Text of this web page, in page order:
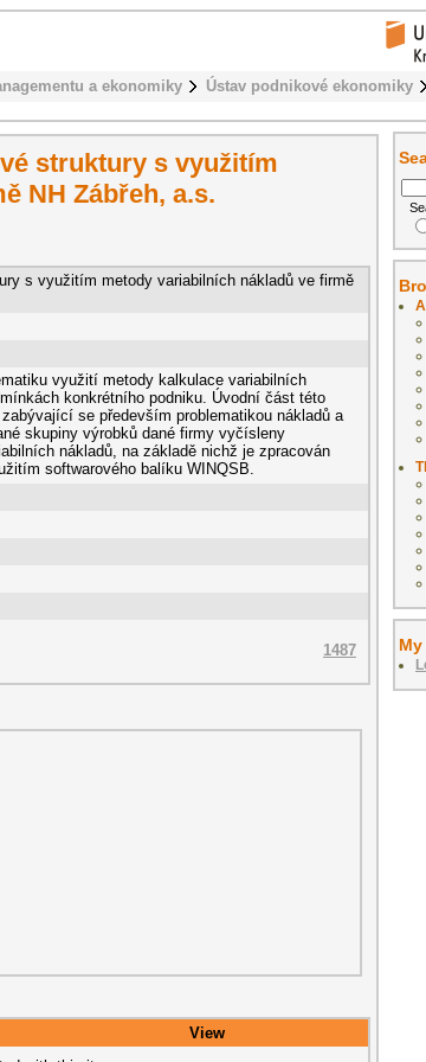
a ekonomiky Ústav podnikové ekonomiky
struktury s využitím
NH Zábřeh, a.s.
s využitím metody variabilních nákladů ve firmě
využití metody kalkulace variabilních
konkrétního podniku. Úvodní část této
se především problematikou nákladů a
skupiny výrobků dané firmy vyčísleny
nákladů, na základě nichž je zpracován
softwarového balíku WINQSB.
1487
View